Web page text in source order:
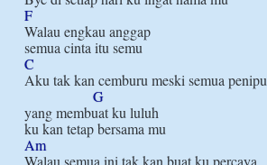
F
Walau engkau anggap
C
Aku tak kan cemburu meski semua penipu
G
yang membuat ku luluh
Am